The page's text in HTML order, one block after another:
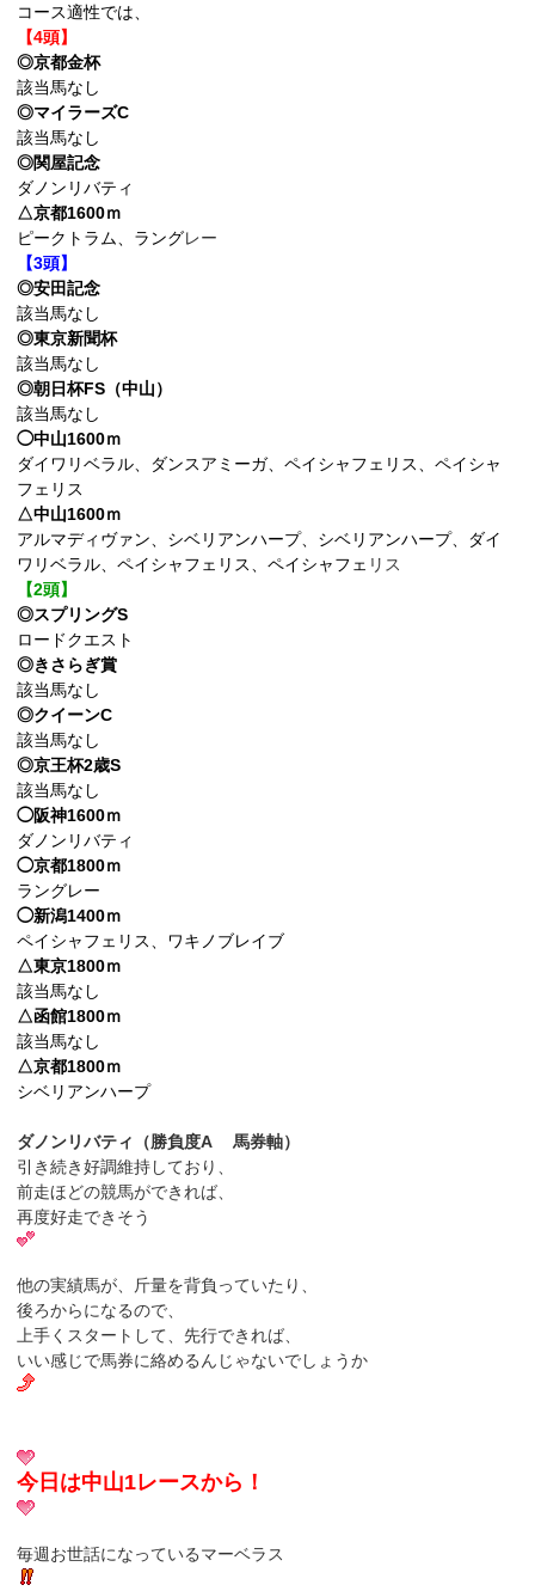
コース適性では、
【4頭】
◎京都金杯
該当馬なし
◎マイラーズC
該当馬なし
◎関屋記念
ダノンリバティ
△京都1600ｍ
ピークトラム、ラングレー
【3頭】
◎安田記念
該当馬なし
◎東京新聞杯
該当馬なし
◎朝日杯FS（中山）
該当馬なし
◯中山1600ｍ
ダイワリベラル、ダンスアミーガ、ペイシャフェリス、ペイシャ
フェリス
△中山1600ｍ
アルマディヴァン、シベリアンハープ、シベリアンハープ、ダイ
ワリベラル、ペイシャフェリス、ペイシャフェ リス
【2頭】
◎スプリングS
ロードクエスト
◎きさらぎ賞
該当馬なし
◎クイーンC
該当馬なし
◎京王杯2歳S
該当馬なし
◯阪神1600ｍ
ダノンリバティ
◯京都1800ｍ
ラングレー
◯新潟1400ｍ
ペイシャフェリス、ワキノブレイブ
△東京1800ｍ
該当馬なし
△函館1800ｍ
該当馬なし
△京都1800ｍ
シベリアンハープ
ダノンリバティ（勝負度A 馬券軸）
引き続き好調維持しており、
前走ほどの競馬ができれば、
再度好走できそう
他の実績馬が、斤量を背負っていたり、
後ろからになるので、
上手くスタートして、先行できれば、
いい感じで馬券に絡めるんじゃないでしょうか
今日は中山1レースから！
毎週お世話になっているマーベラス